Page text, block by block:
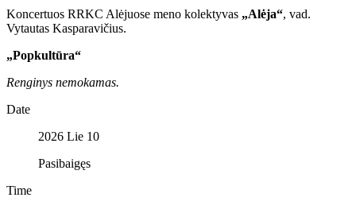
Koncertuos RRKC Alėjuose meno kolektyvas „Alėja“, vad.
Vytautas Kasparavičius.
„Popkultūra“
Renginys nemokamas.
Date
2026 Lie 10
Pasibaigęs
Time